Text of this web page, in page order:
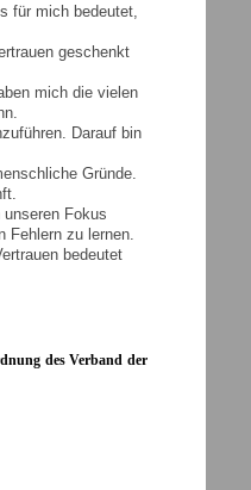
für mich bedeutet,
geschenkt
mich die vielen
Darauf bin
Gründe.
Fokus
Fehlern zu lernen.
bedeutet
des Verband der